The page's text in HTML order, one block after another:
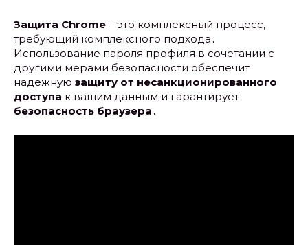
Защита Chrome – это комплексный процесс,
требующий комплексного подхода․
Использование пароля профиля в сочетании с
другими мерами безопасности обеспечит
надежную защиту от несанкционированного
доступа к вашим данным и гарантирует
безопасность браузера ․